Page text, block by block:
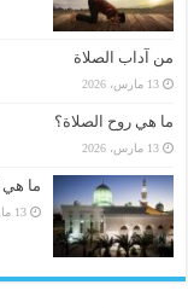
من آداب الصلاة
13 مارس، 2026
ما هي روح الصلاة؟
13 مارس، 2026
ما هي
13 مارس، 2026